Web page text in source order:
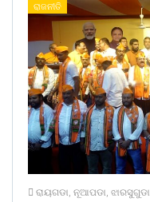
ରାଜନୀତି
 ରାୟଗଡା, ନୂଆପଡା,